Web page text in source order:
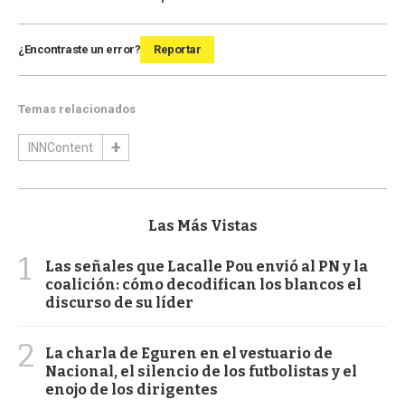
¿Encontraste un error? Reportar
Temas relacionados
INNContent
Las Más Vistas
1
Las señales que Lacalle Pou envió al PN y la
coalición: cómo decodifican los blancos el
discurso de su líder
2
La charla de Eguren en el vestuario de
Nacional, el silencio de los futbolistas y el
enojo de los dirigentes